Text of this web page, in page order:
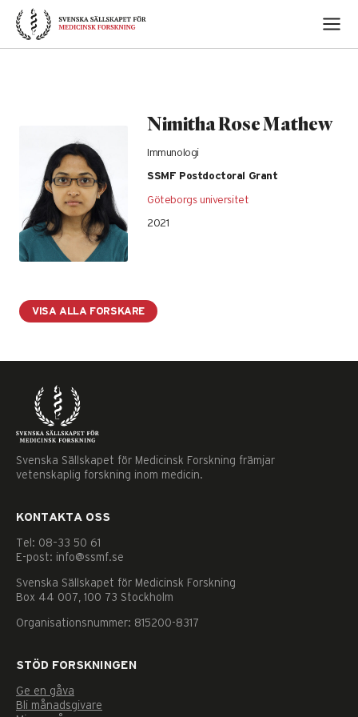
Skip
content
Nimitha Rose Mathew
Immunologi
SSMF Postdoctoral Grant
Göteborgs universitet
2021
VISA ALLA FORSKARE
Svenska Sällskapet för Medicinsk Forskning främjar
vetenskaplig forskning inom medicin.
KONTAKTA OSS
Tel: 08–33 50 61
E-post: info@ssmf.se
Svenska Sällskapet för Medicinsk Forskning
Box 44 007, 100 73 Stockholm
Organisationsnummer: 815200-8317
STÖD FORSKNINGEN
Ge en gåva
Bli månadsgivare
Nödvändiga